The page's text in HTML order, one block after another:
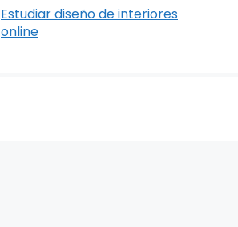
Estudiar diseño de interiores
online